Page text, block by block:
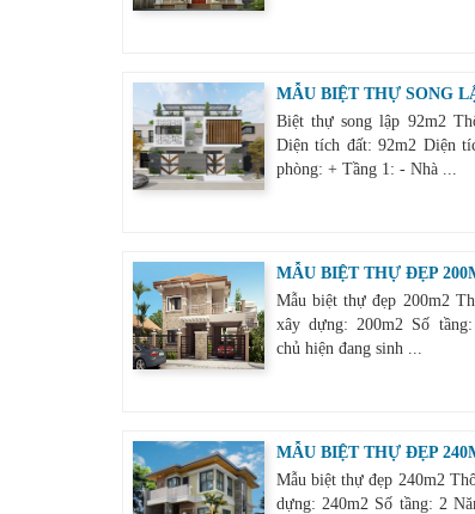
MẪU BIỆT THỰ SONG
Biệt thự song lập 92m2
Diện tích đất: 92m2 Diện
phòng: + Tầng 1: - Nhà ...
MẪU BIỆT THỰ ĐẸP
Mẫu biệt thự đẹp 200m2
xây dựng: 200m2 Số
chủ hiện đang sinh ...
MẪU BIỆT THỰ ĐẸP
Mẫu biệt thự đẹp 240m2
dựng: 240m2 Số tầng: 2